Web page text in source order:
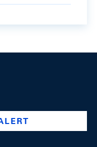
swiss-national-
@swissnationalbank